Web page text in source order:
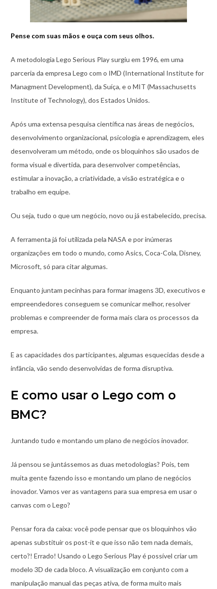
Pense com suas mãos e ouça com seus olhos.
A metodologia Lego Serious Play surgiu em 1996, em uma
parceria da empresa Lego com o IMD (International Institute for
Managment Development), da Suíça, e o MIT (Massachusetts
Institute of Technology), dos Estados Unidos.
Após uma extensa pesquisa científica nas áreas de negócios,
desenvolvimento organizacional, psicologia e aprendizagem, eles
desenvolveram um método, onde os bloquinhos são usados de
forma visual e divertida, para desenvolver competências,
estimular a inovação, a criatividade, a visão estratégica e o
trabalho em equipe.
Ou seja, tudo o que um negócio, novo ou já estabelecido, precisa.
A ferramenta já foi utilizada pela NASA e por inúmeras
organizações em todo o mundo, como Asics, Coca-Cola, Disney,
Microsoft, só para citar algumas.
Enquanto juntam pecinhas para formar imagens 3D, executivos e
empreendedores conseguem se comunicar melhor, resolver
problemas e compreender de forma mais clara os processos da
empresa.
E as capacidades dos participantes, algumas esquecidas desde a
infância, vão sendo desenvolvidas de forma disruptiva.
E como usar o Lego com o
BMC?
Juntando tudo e montando um plano de negócios inovador.
Já pensou se juntássemos as duas metodologias? Pois, tem
muita gente fazendo isso e montando um plano de negócios
inovador. Vamos ver as vantagens para sua empresa em usar o
canvas com o Lego?
Pensar fora da caixa: você pode pensar que os bloquinhos vão
apenas substituir os post-it e que isso não tem nada demais,
certo?! Errado! Usando o Lego Serious Play é possível criar um
modelo 3D de cada bloco. A visualização em conjunto com a
manipulação manual das peças ativa, de forma muito mais